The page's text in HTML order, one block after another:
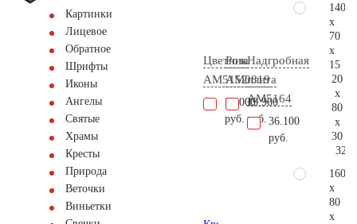
Картинки
Лицевое
Обратное
Шрифты
Иконы
Ангелы
Святые
Храмы
Кресты
Природа
Веточки
Виньетки
Цветник
AM5152
20.000
руб.
Роза
AM0819
13.900
руб.
Надгробная
плита
AM5164
36.100
руб.
140
x
70
x
15
20
x
80
x
30
160
x
80
x